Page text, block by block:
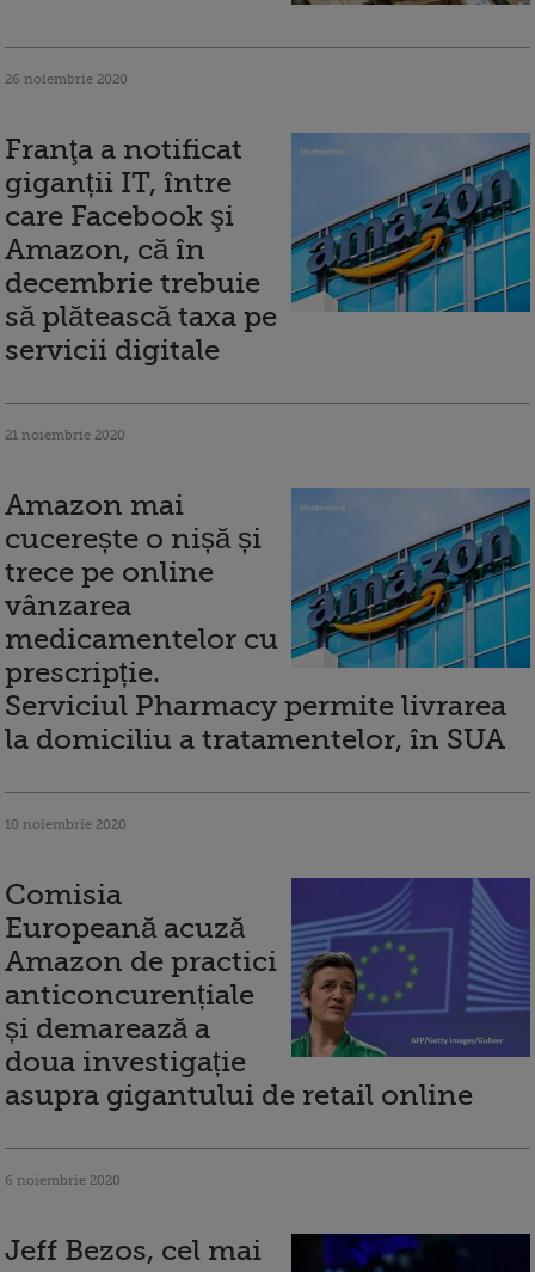
26 noiembrie 2020
Franţa a notificat
giganții IT, între
care Facebook şi
Amazon, că în
decembrie trebuie
să plătească taxa pe
servicii digitale
21 noiembrie 2020
Amazon mai
cucerește o nișă și
trece pe online
vânzarea
medicamentelor cu
prescripție.
Serviciul Pharmacy permite livrarea
la domiciliu a tratamentelor, în SUA
10 noiembrie 2020
Comisia
Europeană acuză
Amazon de practici
anticoncurențiale
și demarează a
doua investigație
asupra gigantului de retail online
6 noiembrie 2020
Jeff Bezos, cel mai